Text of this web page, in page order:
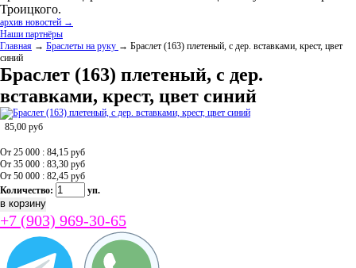
Троицкого.
архив новостей →
Наши партнёры
Главная → Браслеты на руку → Браслет (163) плетеный, с дер. вставками, крест, цвет
синий
Браслет (163) плетеный, с дер.
вставками, крест, цвет синий
85,00 руб
От 25 000 : 84,15 руб
От 35 000 : 83,30 руб
От 50 000 : 82,45 руб
Количество:
уп.
+7 (903) 969-30-65